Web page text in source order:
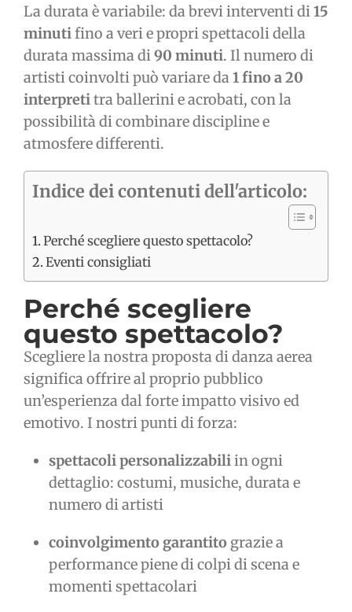
La durata è variabile: da brevi interventi di15
minutifino a veri e propri spettacoli della
durata massima di90 minuti. Il numero di
artisti coinvolti può variare da1 fino a 20
interpretitra ballerini e acrobati, con la
possibilità di combinare discipline e
atmosfere differenti.
Indice dei contenuti dell'articolo:
Perché scegliere questo spettacolo?
Eventi consigliati
Perché scegliere
questo spettacolo?
Scegliere la nostra proposta di danza aerea
significa offrire al proprio pubblico
un’esperienza dal forte impatto visivo ed
emotivo. I nostri punti di forza:
spettacoli personalizzabiliin ogni
dettaglio: costumi, musiche, durata e
numero di artisti
coinvolgimento garantito grazie a
performance piene di colpi di scena e
momenti spettacolari